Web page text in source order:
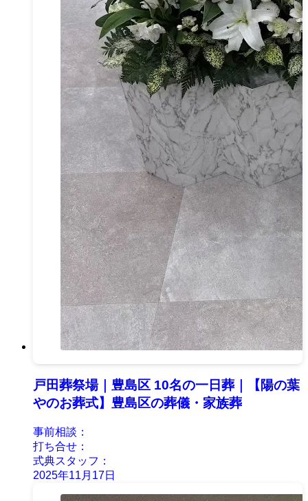
戸田葬祭場｜豊島区 10名の一日葬｜【陽の葉
やのお葬式】豊島区の葬儀・家族葬
事前相談：
打ち合せ：
式典スタッフ：
2025年11月17日